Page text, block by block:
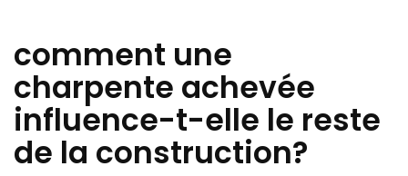
comment une
charpente achevée
influence-t-elle le reste
de la construction?